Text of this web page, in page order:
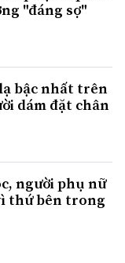
"đáng sợ"
bậc nhất trên
dám đặt chân
người phụ nữ
thứ bên trong